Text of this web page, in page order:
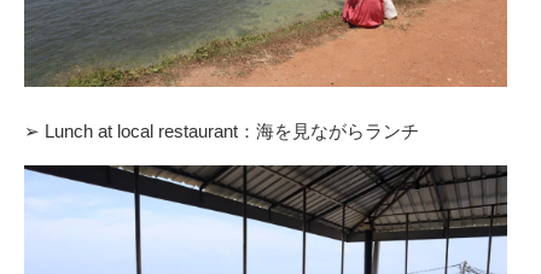
➢ Lunch at local restaurant：海を見ながらランチ